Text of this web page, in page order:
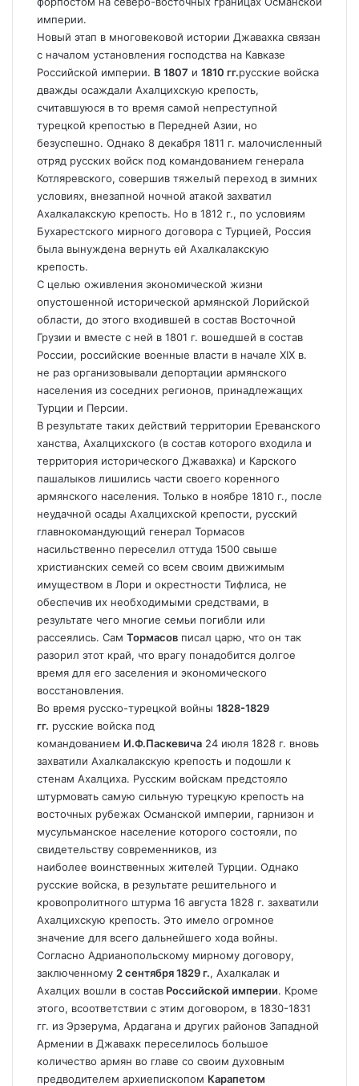
империи.
Новый этап в многовековой истории Джавахка связан
с началом установления господства на Кавказе
Российской империи. В 1807 и 1810 гг.русские войска
дважды осаждали Ахалцихскую крепость,
считавшуюся в то время самой непреступной
турецкой крепостью в Передней Азии, но
безуспешно. Однако 8 декабря 1811 г. малочисленный
отряд русских войск под командованием генерала
Котляревского, совершив тяжелый переход в зимних
условиях, внезапной ночной атакой захватил
Ахалкалакскую крепость. Но в 1812 г., по условиям
Бухарестского мирного договора с Турцией, Россия
была вынуждена вернуть ей Ахалкалакскую
крепость.
С целью оживления экономической жизни
опустошенной исторической армянской Лорийской
области, до этого входившей в состав Восточной
Грузии и вместе с ней в 1801 г. вошедшей в состав
России, российские военные власти в начале XIX в.
не раз организовывали депортации армянского
населения из соседних регионов, принадлежащих
Турции и Персии.
В результате таких действий территории Ереванского
ханства, Ахалцихского (в состав которого входила и
территория исторического Джавахка) и Карского
пашалыков лишились части своего коренного
армянского населения. Только в ноябре 1810 г., после
неудачной осады Ахалцихской крепости, русский
главнокомандующий генерал Тормасов
насильственно переселил оттуда 1500 свыше
христианских семей со всем своим движимым
имуществом в Лори и окрестности Тифлиса, не
обеспечив их необходимыми средствами, в
результате чего многие семьи погибли или
рассеялись. Сам Тормасов писал царю, что он так
разорил этот край, что врагу понадобится долгое
время для его заселения и экономического
восстановления.
Во время русско-турецкой войны 1828-1829
гг. русские войска под
командованием И.Ф.Паскевича 24 июля 1828 г. вновь
захватили Ахалкалакскую крепость и подошли к
стенам Ахалциха. Русским войскам предстояло
штурмовать самую сильную турецкую крепость на
восточных рубежах Османской империи, гарнизон и
мусульманское население которого состояли, по
свидетельству современников, из
наиболее воинственных жителей Турции. Однако
русские войска, в результате решительного и
кровопролитного штурма 16 августа 1828 г. захватили
Ахалцихскую крепость. Это имело огромное
значение для всего дальнейшего хода войны.
Согласно Адрианопольскому мирному договору,
заключенному 2 сентября 1829 г., Ахалкалак и
Ахалцих вошли в состав Российской империи. Кроме
этого, всоответствии с этим договором, в 1830-1831
гг. из Эрзерума, Ардагана и других районов Западной
Армении в Джавахк переселилось большое
количество армян во главе со своим духовным
предводителем архиепископом Карапетом